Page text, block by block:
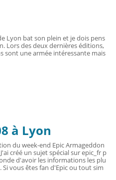
Lyon bat son plein et je dois pens
Lors des deux dernières éditions,
sont une armée intéressante mais
à Lyon
du week-end Epic Armageddon
créé un sujet spécial sur epic_fr p
d'avoir les informations les plu
vous êtes fan d'Epic ou tout sim